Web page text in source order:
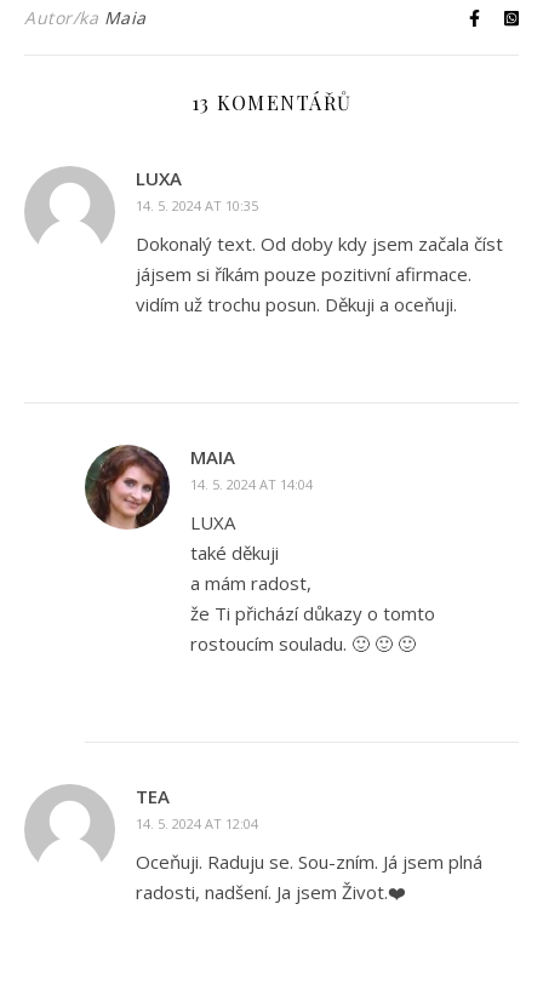
Autor/ka Maia
13 KOMENTÁŘŮ
LUXA
14. 5. 2024 AT 10:35
Dokonalý text. Od doby kdy jsem začala číst
jájsem si říkám pouze pozitivní afirmace.
vidím už trochu posun. Děkuji a oceňuji.
MAIA
14. 5. 2024 AT 14:04
LUXA
také děkuji
a mám radost,
že Ti přichází důkazy o tomto
rostoucím souladu. 🙂 🙂 🙂
TEA
14. 5. 2024 AT 12:04
Oceňuji. Raduju se. Sou-zním. Já jsem plná
radosti, nadšení. Ja jsem Život.❤️